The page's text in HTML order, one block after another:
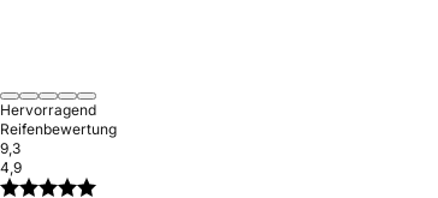
Hervorragend
Reifenbewertung
9,3
4,9